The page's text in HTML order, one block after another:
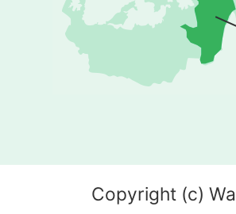
Copyright (c)